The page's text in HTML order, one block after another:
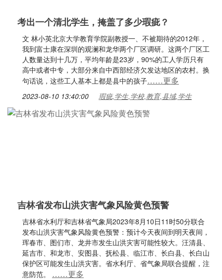
考出一个清北学生，掩盖了多少瑕疵？
文 林小英北京大学教育学院副教授一、不被期待的2012年，
我到富士康在深圳的观澜和龙华两个厂区调研。这两个厂区工
人数量达到十几万，平均年龄是23岁，90%的工人学历只有
高中或者中专，大部分来自中西部经济欠发达地区的农村。换
句话说，这些工人基本上都是县中的孩子……更多
2023-08-10 13:40:00 瑕疵,学生,学校,教育,县域,学生
吉林省发布山洪灾害气象风险黄色预警
吉林省水利厅和吉林省气象局2023年8月10日11时50分联合
发布山洪灾害气象风险黄色预警：预计今天夜间到明天夜间，
珲春市、图们市、龙井市发生山洪灾害可能性较大。汪清县、
延吉市、和龙市、安图县、抚松县、临江市、长白县、长白山
保护区可能发生山洪灾害。省水利厅、省气象局联合提醒，注
意防范。 ……更多